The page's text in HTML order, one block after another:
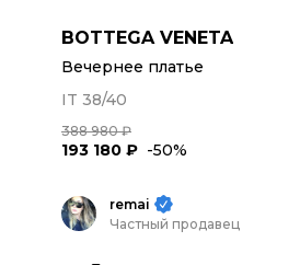
BOTTEGA VENETA
Вечернее платье
IT 38/40
388 980 ₽
193 180 ₽ -50%
remai
Частный продавец